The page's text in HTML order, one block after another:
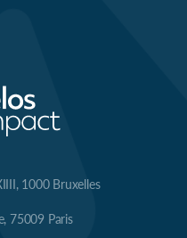
1000 Bruxelles
75009 Paris